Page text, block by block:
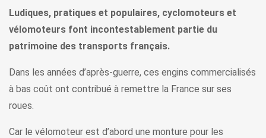
Ludiques, pratiques et populaires, cyclomoteurs et
vélomoteurs font incontestablement partie du
patrimoine des transports français.
Dans les années d’après-guerre, ces engins commercialisés
à bas coût ont contribué à remettre la France sur ses
roues.
Car le vélomoteur est d’abord une monture pour les